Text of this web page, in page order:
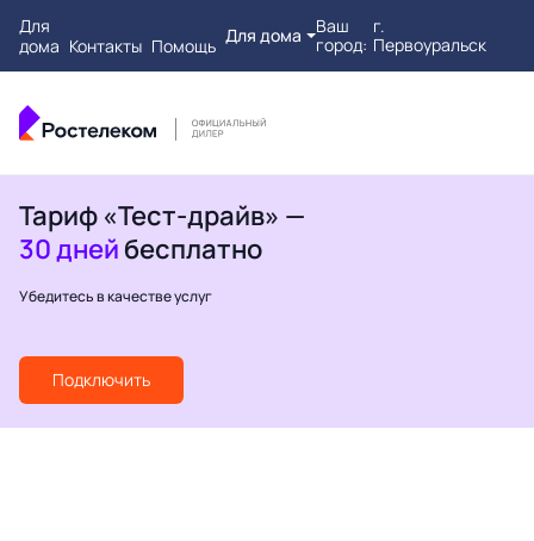
Для
дома Контакты Помощь Для дома
Ваш
город:
г.
Первоуральск
Тариф «Тест-драйв» —
30 дней бесплатно
Убедитесь в качестве услуг
Подключить